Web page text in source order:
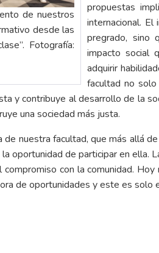
de nuestros
desde las
Fotografía:
propuestas
internacional.
pregrado, sino
impacto social
adquirir
facultad no
y contribuye al desarrollo de la
una sociedad más justa.
nuestra facultad, que más allá
oportunidad de participar en ella.
con la comunidad.
de oportunidades y este es solo